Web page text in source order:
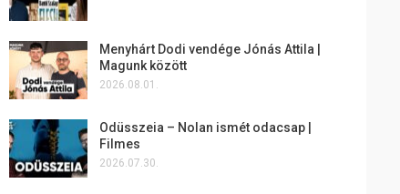
Menyhárt Dodi vendége Jónás Attila |
Magunk között
2026.08.01.
Odüsszeia – Nolan ismét odacsap |
Filmes
2026.07.30.